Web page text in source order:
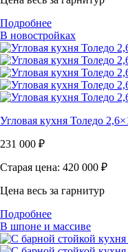
Подробнее
В новостройках
Угловая кухня Толедо
231 000 ₽
Старая цена: 420 000 ₽
Цена весь за гарнитур
Подробнее
В шпоне и массиве